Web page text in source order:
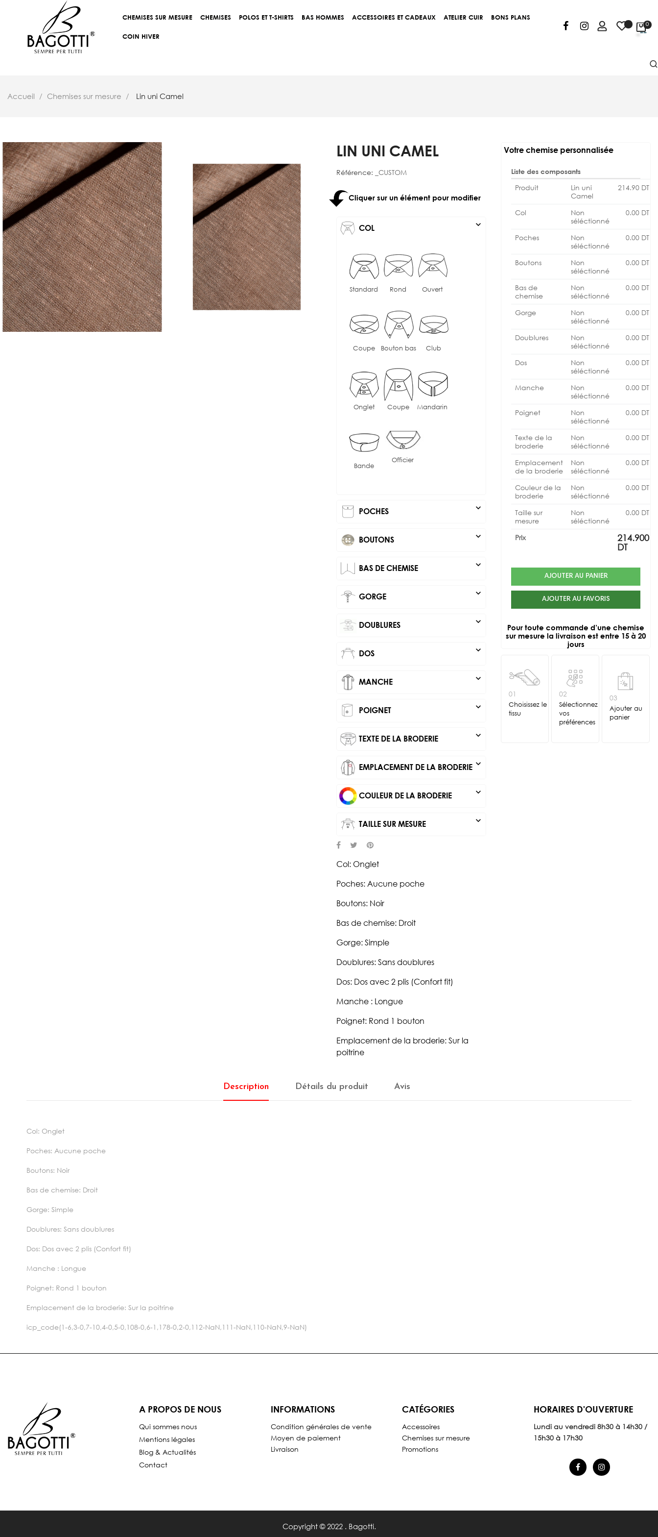
CHEMISES SUR MESURE CHEMISES POLOS ET T-SHIRTS BAS HOMMES ACCESSOIRES ET CADEAUX ATELIER CUIR BONS PLANS
COIN HIVER
0
Accueil Chemises sur mesure Lin uni Camel
LIN UNI CAMEL
Référence: _CUSTOM
Cliquer sur un élément pour modifier
COL expand_more
Standard Rond Ouvert
Coupe Bouton bas Club
Onglet Coupe Mandarin
Bande
Officier
POCHES expand_more
BOUTONS expand_more
BAS DE CHEMISE expand_more
GORGE expand_more
DOUBLURES expand_more
DOS expand_more
MANCHE expand_more
POIGNET expand_more
TEXTE DE LA BRODERIE expand_more
EMPLACEMENT DE LA BRODERIE expand_more
COULEUR DE LA BRODERIE expand_more
TAILLE SUR MESURE expand_more
Votre chemise personnalisée
Liste des composants
Produit
Lin uni
Camel
214.90 DT
Col
Non
séléctionné
0.00 DT
Poches
Non
séléctionné
0.00 DT
Boutons
Non
séléctionné
0.00 DT
Bas de
chemise
Non
séléctionné
0.00 DT
Gorge
Non
séléctionné
0.00 DT
Doublures
Non
séléctionné
0.00 DT
Dos
Non
séléctionné
0.00 DT
Manche
Non
séléctionné
0.00 DT
Poignet
Non
séléctionné
0.00 DT
Texte de la
broderie
Non
séléctionné
0.00 DT
Emplacement
de la broderie
Non
séléctionné
0.00 DT
Couleur de la
broderie
Non
séléctionné
0.00 DT
Taille sur
mesure
Non
séléctionné
0.00 DT
Prix
214.900
DT
AJOUTER AU PANIER
AJOUTER AU FAVORIS
Pour toute commande d’une chemise
sur mesure la livraison est entre 15 à 20
jours
01
Choisissez le
tissu
02
Sélectionnez
vos
préférences
03
Ajouter au
panier
Col: Onglet
Poches: Aucune poche
Boutons: Noir
Bas de chemise: Droit
Gorge: Simple
Doublures: Sans doublures
Dos: Dos avec 2 plis (Confort fit)
Manche : Longue
Poignet: Rond 1 bouton
Emplacement de la broderie: Sur la
poitrine
Description Détails du produit Avis
Col: Onglet
Poches: Aucune poche
Boutons: Noir
Bas de chemise: Droit
Gorge: Simple
Doublures: Sans doublures
Dos: Dos avec 2 plis (Confort fit)
Manche : Longue
Poignet: Rond 1 bouton
Emplacement de la broderie: Sur la poitrine
icp_code(1-6,3-0,7-10,4-0,5-0,108-0,6-1,178-0,2-0,112-NaN,111-NaN,110-NaN,9-NaN)
A PROPOS DE NOUS
Qui sommes nous
Mentions légales
Blog & Actualités
Contact
INFORMATIONS
Condition générales de vente
Moyen de paiement
Livraison
CATÉGORIES
Accessoires
Chemises sur mesure
Promotions
HORAIRES D'OUVERTURE
Lundi au vendredi 8h30 à 14h30 /
15h30 à 17h30
Copyright © 2022 . Bagotti.